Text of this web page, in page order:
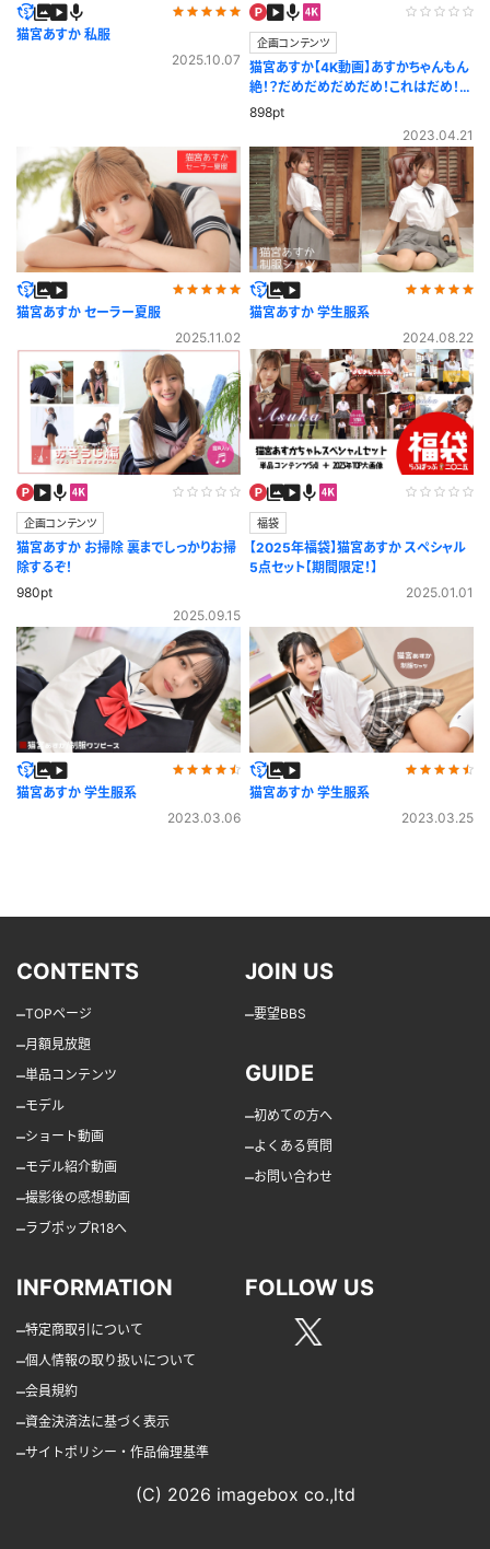
猫宮あすか 私服
2025.10.07
企画コンテンツ
猫宮あすか【4K動画】あすかちゃんもん
絶！？だめだめだめだめ！これはだめ！筋
トレ編
898pt
2023.04.21
猫宮あすか セーラー夏服
2025.11.02
猫宮あすか 学生服系
2024.08.22
企画コンテンツ
猫宮あすか お掃除 裏までしっかりお掃
除するぞ！
980pt
2025.09.15
福袋
【2025年福袋】猫宮あすか スペシャル
5点セット【期間限定！】
2025.01.01
猫宮あすか 学生服系
2023.03.06
猫宮あすか 学生服系
2023.03.25
CONTENTS
–TOPページ
–月額見放題
–単品コンテンツ
–モデル
–ショート動画
–モデル紹介動画
–撮影後の感想動画
–ラブポップR18へ
JOIN US
–要望BBS
GUIDE
–初めての方へ
–よくある質問
–お問い合わせ
INFORMATION
–特定商取引について
–個人情報の取り扱いについて
–会員規約
–資金決済法に基づく表示
–サイトポリシー・作品倫理基準
FOLLOW US
(C) 2026 imagebox co.,ltd